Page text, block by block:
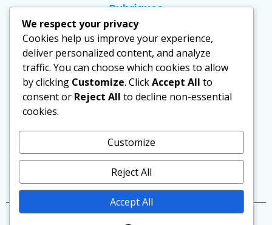
Rubriques
Domotique
Équipements
Sécurité
Actualités
Mentions légales
Politique de confidentialité
Contact
We respect your privacy
Cookies help us improve your experience,
deliver personalized content, and analyze
traffic. You can choose which cookies to allow
by clicking Customize. ClickAccept All to
consent or Reject All to decline non-essential
cookies.
Customize
Reject All
Accept All